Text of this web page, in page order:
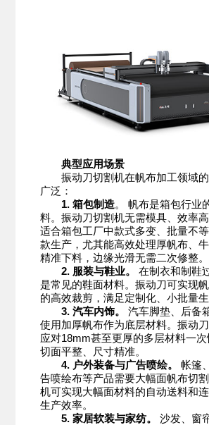
典型应用场景
振动刀切割机在帆布加工领域的
广泛：
1. 箱包制造。 帆布是箱包行业
料。振动刀切割机无需模具、效率
适合箱包工厂中款式多变、批量不
款生产，尤其能高效处理厚帆布、
精准下料，边缘光滑无需二次修整。
2. 服装与鞋业。
在制衣和制鞋
是常见的鞋面材料。振动刀可实现
的高效裁剪，满足定制化、小批量生
3. 汽车内饰。汽车脚垫、后备
使用加厚帆布作为底层材料。振动
应对18mm甚至更厚的多层材料一
切面平整、尺寸精准。
4. 户外装备与广告喷绘。
帐篷
告喷绘布等产品需要大幅面帆布切
机可实现大幅面材料的自动送料和
生产效率。
5. 家居软装与家纺。
沙发、窗